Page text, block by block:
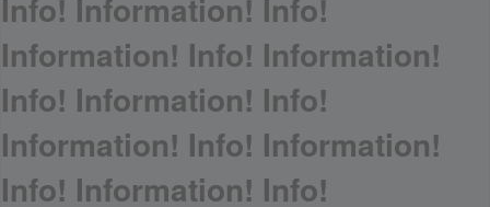
Info! Information! Info!
Information! Info! Information!
Info! Information! Info!
Information! Info! Information!
Info! Information! Info!